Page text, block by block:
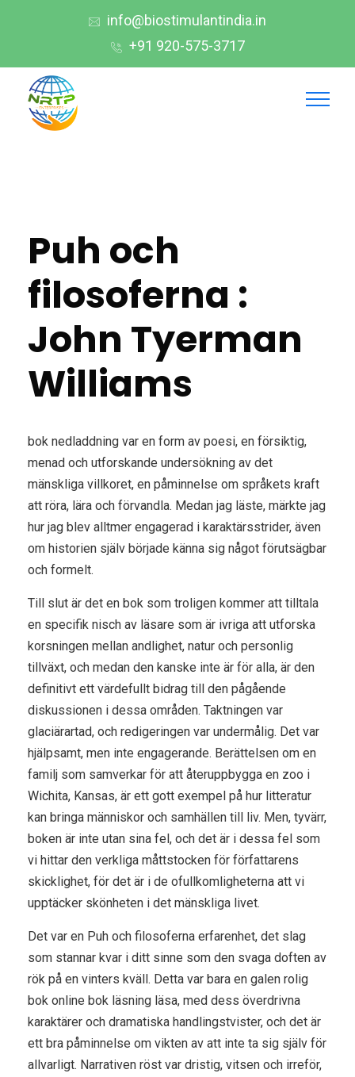
info@biostimulantindia.in
+91 920-575-3717
Puh och
filosoferna :
John Tyerman
Williams
bok nedladdning var en form av poesi, en försiktig,
menad och utforskande undersökning av det
mänskliga villkoret, en påminnelse om språkets kraft
att röra, lära och förvandla. Medan jag läste, märkte jag
hur jag blev alltmer engagerad i karaktärsstrider, även
om historien själv började känna sig något förutsägbar
och formelt.
Till slut är det en bok som troligen kommer att tilltala
en specifik nisch av läsare som är ivriga att utforska
korsningen mellan andlighet, natur och personlig
tillväxt, och medan den kanske inte är för alla, är den
definitivt ett värdefullt bidrag till den pågående
diskussionen i dessa områden. Taktningen var
glaciärartad, och redigeringen var undermålig. Det var
hjälpsamt, men inte engagerande. Berättelsen om en
familj som samverkar för att återuppbygga en zoo i
Wichita, Kansas, är ett gott exempel på hur litteratur
kan bringa människor och samhällen till liv. Men, tyvärr,
boken är inte utan sina fel, och det är i dessa fel som
vi hittar den verkliga måttstocken för författarens
skicklighet, för det är i de ofullkomligheterna att vi
upptäcker skönheten i det mänskliga livet.
Det var en Puh och filosoferna erfarenhet, det slag
som stannar kvar i ditt sinne som den svaga doften av
rök på en vinters kväll. Detta var bara en galen rolig
bok online bok läsning läsa, med dess överdrivna
karaktärer och dramatiska handlingstvister, och det är
ett bra påminnelse om vikten av att inte ta sig själv för
allvarligt. Narrativen röst var dristig, vitsen och irreför,